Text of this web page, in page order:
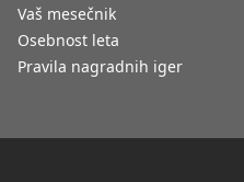
Vaš mesečnik
Osebnost leta
Pravila nagradnih iger